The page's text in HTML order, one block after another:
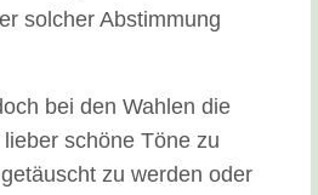
solcher Abstimmung
bei den Wahlen die
schöne Töne zu
zu werden oder